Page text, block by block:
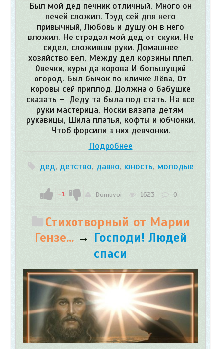
Был мой дед печник отличный, Много он
печей сложил. Труд сей для него
привычный, Любовь и душу он в него
вложил. Не страдал мой дед от скуки, Не
сидел, сложивши руки. Домашнее
хозяйство вел, Между дел корзины плел.
Овечки, куры да корова И большущий
огород. Был бычок по кличке Лёва, От
коровы сей приплод. Должна о бабушке
сказать – Деду та была под стать. На все
руки мастерица, Носки вязала детям,
рукавицы, Шила платья, кофты и юбчонки,
Чтоб форсили в них девчонки.
Подробнее
дед, детство, давно, юность, молодые
-1 Domovoi 1623 0
Стихотворный от Марии
Гензе...→ Господи! Людей
спаси